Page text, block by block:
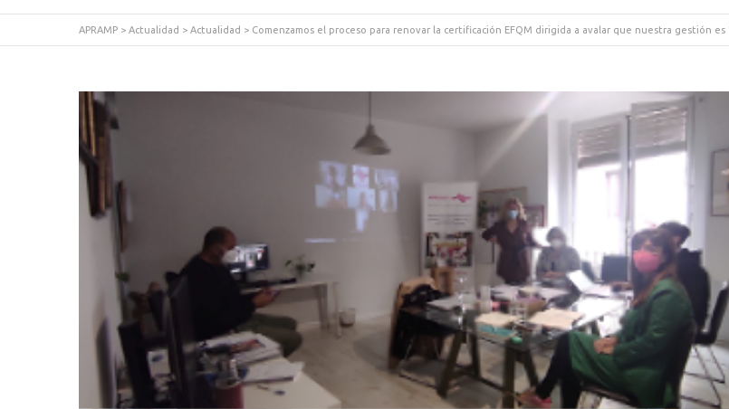
APRAMP > Actualidad > Actualidad > Comenzamos el proceso para renovar la certificación EFQM dirigida a avalar que nuestra gestión